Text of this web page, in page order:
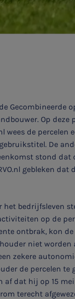
Gecombineerde
Op
wees de
De
stond
gebleken
het bedrijfsleven
op de
ontbrak, kon
niet
zekere
de percelen
af dat hij op 15
terecht